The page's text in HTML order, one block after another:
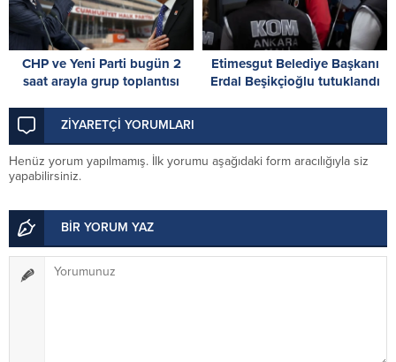
CHP ve Yeni Parti bugün 2
saat arayla grup toplantısı
ve Özel’de
Etimesgut Belediye Başkanı
Erdal Beşikçioğlu tutuklandı
ZİYARETÇİ YORUMLARI
Henüz yorum yapılmamış. İlk yorumu aşağıdaki form aracılığıyla siz
yapabilirsiniz.
BİR YORUM YAZ